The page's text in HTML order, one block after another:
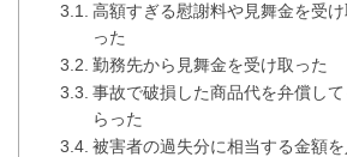
高額すぎる慰謝料や見舞金を受け
った
勤務先から見舞金を受け取った
事故で破損した商品代を弁償して
らった
被害者の過失分に相当する金額を